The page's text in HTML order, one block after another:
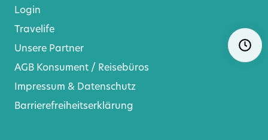
Login
Travelife
Unsere Partner
AGB Konsument / Reisebüros
Impressum & Datenschutz
Barrierefreiheitserklärung